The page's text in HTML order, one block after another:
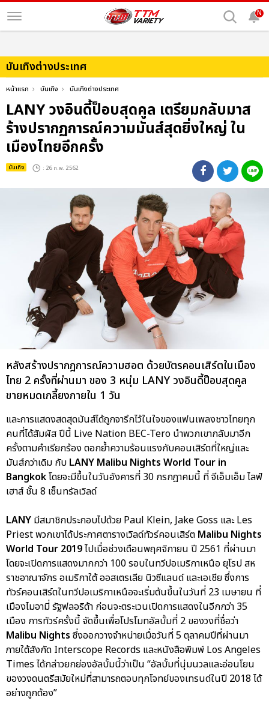
N
บันเทิงต่างประเทศ
หน้าแรก บันเทิง บันเทิงต่างประเทศ
LANY วงอินดี้ป็อบสุดคูล เตรียมกลับมาส
ร้างปรากฏการณ์ความมันส์สุดยิ่งใหญ่ ใน
เมืองไทยอีกครั้ง
บันเทิง : 26 ก.พ. 2562
หลังสร้างปรากฎการณ์ความฮอต ด้วยบัตรคอนเสิร์ตในเมือง
ไทย 2 ครั้งที่ผ่านมา ของ 3 หนุ่ม LANY วงอินดี้ป็อบสุดคูล
ขายหมดเกลี้ยงภายใน 1 วัน
และการแสดงสดสุดมันส์ได้ถูกจารึกไว้ในใจของแฟนเพลงชาวไทยทุก
คนที่ได้สัมผัส ปีนี้ Live Nation BEC-Tero นำพวกเขากลับมาอีก
ครั้งตามคำเรียกร้อง ตอกย้ำความร้อนแรงกับคอนเสิร์ตที่ใหญ่และ
มันส์กว่าเดิม กับ LANY Malibu Nights World Tour in
Bangkokโดยจะมีขึ้นในวันอังคารที่ 30 กรกฎาคมนี้ ที่ จีเอ็มเอ็ม ไลฟ์
เฮาส์ ชั้น 8 เซ็นทรัลเวิลด์
LANY มีสมาชิกประกอบไปด้วย Paul Klein, Jake Goss และ Les
Priest พวกเขาได้ประกาศตารางเวิลด์ทัวร์คอนเสิร์ต Malibu Nights
World Tour 2019ไปเมื่อช่วงเดือนพฤศจิกายน ปี 2561 ที่ผ่านมา
โดยจะเปิดการแสดงมากกว่า 100 รอบในทวีปอเมริกาเหนือ ยุโรป สห
ราชอาณาจักร อเมริกาใต้ ออสเตรเลีย นิวซีแลนด์ และเอเชีย ซึ่งการ
ทัวร์คอนเสิร์ตในทวีปอเมริกาเหนือจะเริ่มต้นขึ้นในวันที่ 23 เมษายน ที่
เมืองไมอามี่ รัฐฟลอริด้า ก่อนจะตระเวนเปิดการแสดงในอีกกว่า 35
เมือง การทัวร์ครั้งนี้ จัดขึ้นเพื่อโปรโมทอัลบั้มที่ 2 ของวงที่ชื่อว่า
Malibu Nights ซึ่งออกวางจำหน่ายเมื่อวันที่ 5 ตุลาคมปีที่ผ่านมา
ภายใต้สังกัด Interscope Records และหนังสือพิมพ์ Los Angeles
Times ได้กล่าวยกย่องอัลบั้มนี้ว่าเป็น “อัลบั้มที่นุ่มนวลและอ่อนโยน
ของวงดนตรีสมัยใหม่ที่สามารถตอบทุกโจทย์ของเทรนด์ในปี 2018 ได้
อย่างถูกต้อง”